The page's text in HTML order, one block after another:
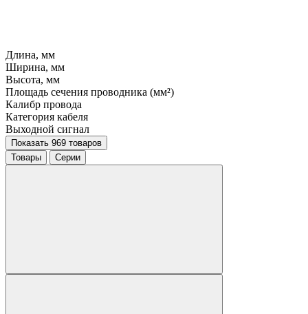
Длина, мм
Ширина, мм
Высота, мм
Площадь сечения проводника (мм²)
Калибр провода
Категория кабеля
Выходной сигнал
Показать 969 товаров
Товары
Серии